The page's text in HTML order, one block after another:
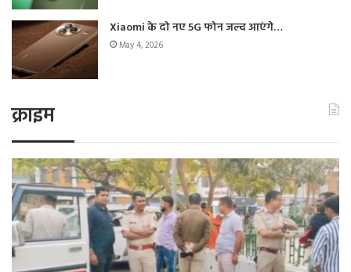
Xiaomi के दो नए 5G फोन जल्द आएंगे…
May 4, 2026
क्राइम